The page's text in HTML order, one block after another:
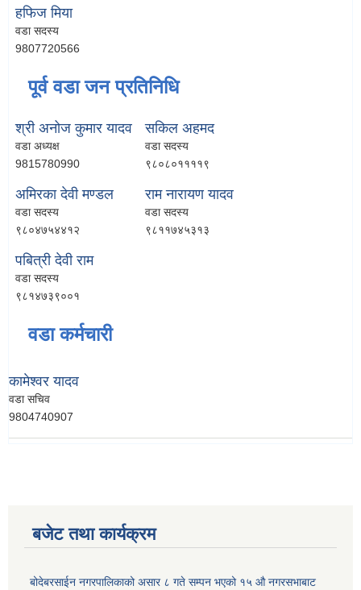
हफिज मिया
वडा सदस्य
9807720566
पूर्व वडा जन प्रतिनिधि
श्री अनोज कुमार यादव
वडा अध्यक्ष
9815780990
सकिल अहमद
वडा सदस्य
९८०८०११११९
अमिरका देवी मण्डल
वडा सदस्य
९८०४७५४४१२
राम नारायण यादव
वडा सदस्य
९८११७४५३१३
पबित्री देवी राम
वडा सदस्य
९८१४७३९००१
वडा कर्मचारी
कामेश्वर यादव
वडा सचिव
9804740907
बजेट तथा कार्यक्रम
बोदेबरसाईन नगरपालिकाको असार ८ गते सम्पन भएको १५ ‍‍‍औ नगरसभाबाट